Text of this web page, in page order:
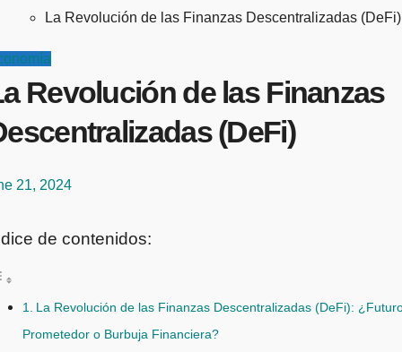
La Revolución de las Finanzas Descentralizadas (DeFi)
Revolución de las Finanzas
(DeFi)
21, 2024
de contenidos:
La Revolución de las Finanzas Descentralizadas (DeFi):
Prometedor o Burbuja Financiera?